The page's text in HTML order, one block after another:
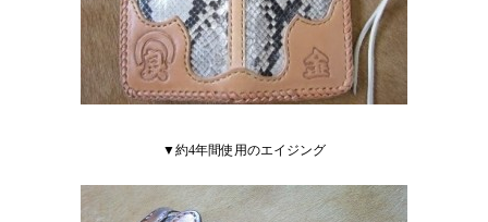
▼約4年間使用のエイジング